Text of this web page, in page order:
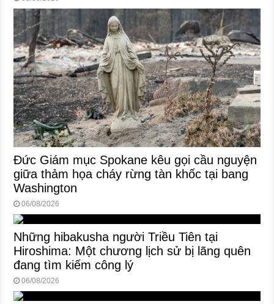
Đức Giám mục Spokane kêu gọi cầu nguyện
giữa thảm họa cháy rừng tàn khốc tại bang
Washington
06/08/2026
Những hibakusha người Triều Tiên tại
Hiroshima: Một chương lịch sử bị lãng quên
đang tìm kiếm công lý
06/08/2026